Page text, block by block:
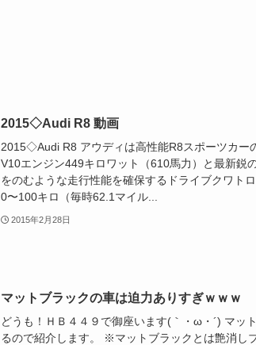
2015◇Audi R8 動画
2015◇Audi R8 アウディは高性能R8スポーツカー
V10エンジン449キロワット（610馬力）と最新鋭
をのむような走行性能を確保するドライブクワト
0〜100キロ（毎時62.1マイル...
2015年2月28日
マットブラックの車は迫力ありすぎｗｗｗ
どうも！ＨＢ４４９で御座います(｀・ω・´) マッ
るので紹介します。 ※マットブラックとは艶消し